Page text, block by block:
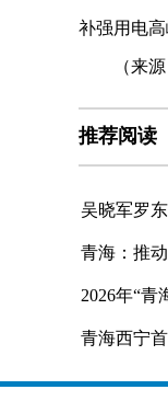
补强用电高
（来源
推荐阅读
吴晓军罗
青海：推
2026年“青
青海西宁